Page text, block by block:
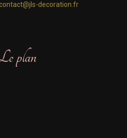
decoration.fr
plan